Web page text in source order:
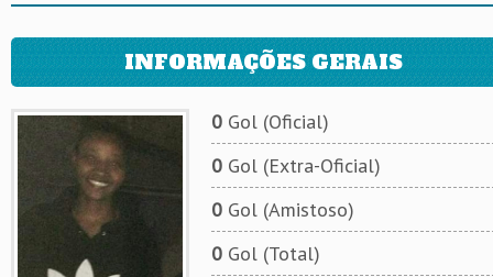
INFORMAÇÕES GERAIS
0Gol (Oficial)
0Gol (Extra-Oficial)
0Gol (Amistoso)
0Gol (Total)